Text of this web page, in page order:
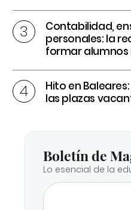
Contabilidad,
personales: la
formar
Hito en
las plazas
Boletín de
Lo esencial de la